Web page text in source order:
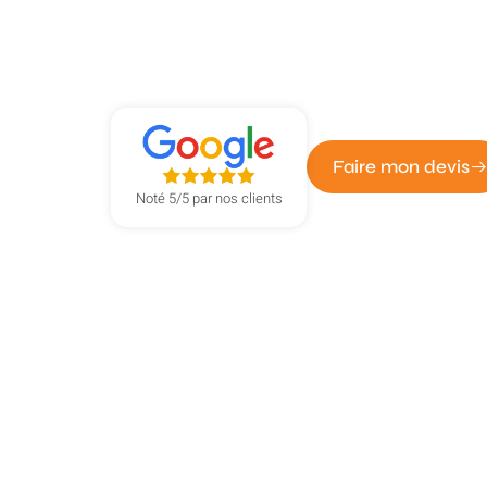
Noté 5/5 par nos clients
Faire mon devis